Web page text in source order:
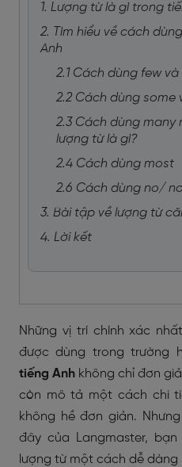
1. Lượng từ là gì trong
2. Tìm hiểu về cách
Anh
2.1 Cách dùng few
2.2 Cách dùng some
2.3 Cách dùng many
lượng từ là gì?
2.4 Cách dùng most
2.6 Cách dùng no/
3. Bài tập về lượng từ
4. Lời kết
Những vị trí chính xác
được dùng trong trường
tiếng Anh không chỉ đơn
còn mô tả một cách chi
không hề đơn giản.
đây của Langmaster,
lượng từ một cách dễ dàng